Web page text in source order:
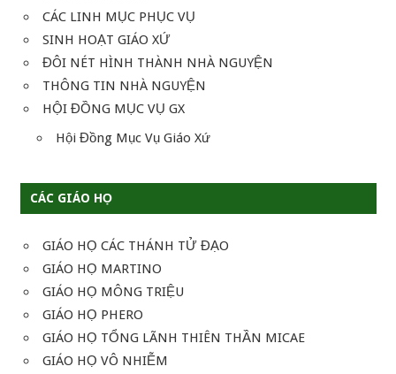
CÁC LINH MỤC PHỤC VỤ
SINH HOẠT GIÁO XỨ
ĐÔI NÉT HÌNH THÀNH NHÀ NGUYỆN
THÔNG TIN NHÀ NGUYỆN
HỘI ĐỒNG MỤC VỤ GX
Hội Đồng Mục Vụ Giáo Xứ
CÁC GIÁO HỌ
GIÁO HỌ CÁC THÁNH TỬ ĐẠO
GIÁO HỌ MARTINO
GIÁO HỌ MÔNG TRIỆU
GIÁO HỌ PHERO
GIÁO HỌ TỔNG LÃNH THIÊN THẦN MICAE
GIÁO HỌ VÔ NHIỄM